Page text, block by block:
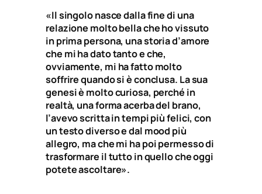
«Il singolo nasce dalla fine di una
relazione molto bella che ho vissuto
in prima persona, una storia d’amore
che mi ha dato tanto e che,
ovviamente, mi ha fatto molto
soffrire quando si è conclusa. La sua
genesi è molto curiosa, perché in
realtà, una forma acerba del brano,
l’avevo scritta in tempi più felici, con
un testo diverso e dal mood più
allegro, ma che mi ha poi permesso di
trasformare il tutto in quello che oggi
potete ascoltare».